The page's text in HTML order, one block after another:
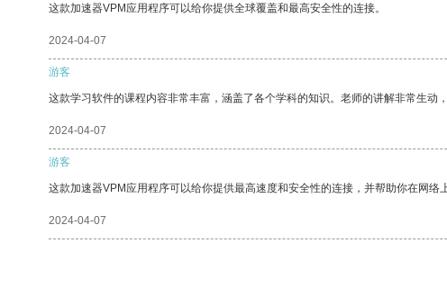
这款加速器VPM应用程序可以给你提供全球覆盖和最高安全性的连接。
2024-04-07
游客
这款学习软件的课程内容非常丰富，涵盖了各个学科的知识。老师的讲解非常生动
2024-04-07
游客
这款加速器VPM应用程序可以给你提供最高速度和安全性的连接，并帮助你在网络
2024-04-07